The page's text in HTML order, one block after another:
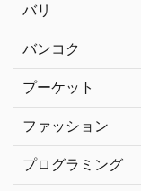
バリ
バンコク
プーケット
ファッション
プログラミング